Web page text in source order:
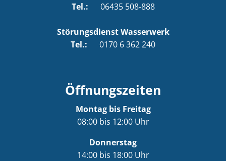
Tel.: 06435 508-888
Störungsdienst Wasserwerk
Tel.: 0170 6 362 240
Öffnungszeiten
Montag bis Freitag
08:00 bis 12:00 Uhr
Donnerstag
14:00 bis 18:00 Uhr